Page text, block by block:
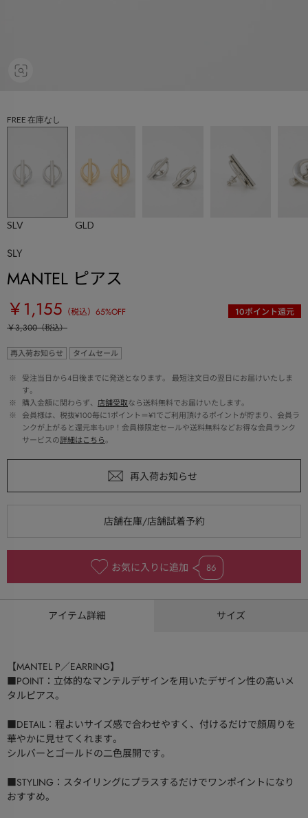
FREE 在庫なし
SLV GLD
SLY
MANTEL ピアス
￥1,155 （税込） 65%OFF 10ポイント還元
￥3,300（税込）
再入荷お知らせ タイムセール
※
受注当日から4日後までに発送となります。 最短注文日の翌日にお届けいたしま
す。
※
購入金額に関わらず、 店舗受取なら送料無料でお届けいたします。
※
会員様は、税抜¥100毎に1ポイント＝¥1でご利用頂けるポイントが貯まり、会員ラ
ンクが上がると還元率もUP！会員様限定セールや送料無料などお得な会員ランク
サービスの詳細はこちら。
お気に入りに追加 86
アイテム詳細 サイズ
【MANTEL P／EARRING】
■POINT：立体的なマンテルデザインを用いたデザイン性の高いメ
タルピアス。
■DETAIL：程よいサイズ感で合わせやすく、付けるだけで顔周りを
華やかに見せてくれます。
シルバーとゴールドの二色展開です。
■STYLING：スタイリングにプラスするだけでワンポイントになり
おすすめ。